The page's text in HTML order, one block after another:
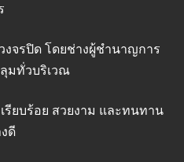
จรปิด โดยช่างผู้ชำนาญการ
มทั่วบริเวณ
ยบร้อย สวยงาม และทนทาน
ดี